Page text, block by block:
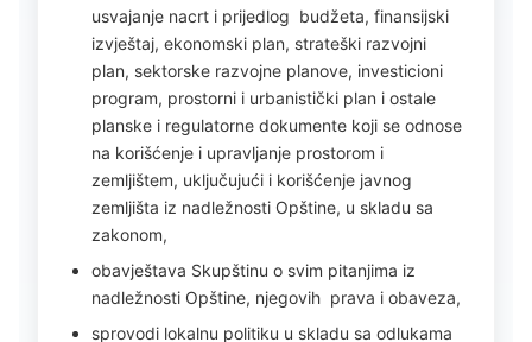
usvajanje nacrt i prijedlog budžeta, finansijski
izvještaj, ekonomski plan, strateški razvojni
plan, sektorske razvojne planove, investicioni
program, prostorni i urbanistički plan i ostale
planske i regulatorne dokumente koji se odnose
na korišćenje i upravljanje prostorom i
zemljištem, uključujući i korišćenje javnog
zemljišta iz nadležnosti Opštine, u skladu sa
zakonom,
obavještava Skupštinu o svim pitanjima iz
nadležnosti Opštine, njegovih prava i obaveza,
sprovodi lokalnu politiku u skladu sa odlukama